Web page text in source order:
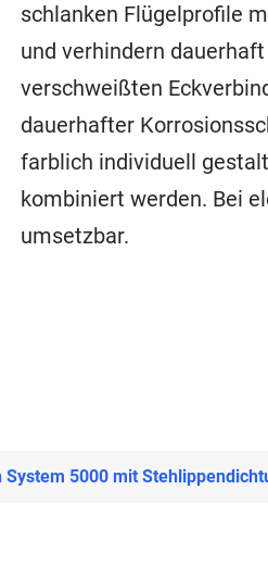
schlanken Flügelprofile
und verhindern
verschweißten
dauerhafter
farblich individuell
kombiniert werden. Bei
umsetzbar.
System 5000 mit